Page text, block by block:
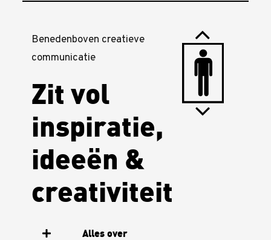
Benedenboven creatieve
communicatie
Zit vol
inspiratie,
ideeën &
creativiteit
Alles over